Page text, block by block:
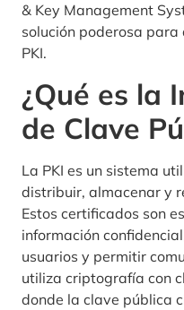
& Key Management
solución poderosa
PKI.
¿Qué es la
de Clave
La PKI es un sistema
distribuir, almacenar y
Estos certificados son
información
usuarios y permitir
utiliza criptografía con
donde la clave pública